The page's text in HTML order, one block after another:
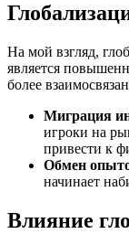
На мой взгляд,
является
более
Миграция
игроки на
привести к
Обмен
начинает
Влияние